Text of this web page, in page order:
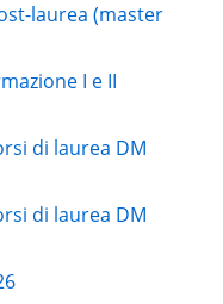
laurea (master
I e II
di laurea DM
di laurea DM